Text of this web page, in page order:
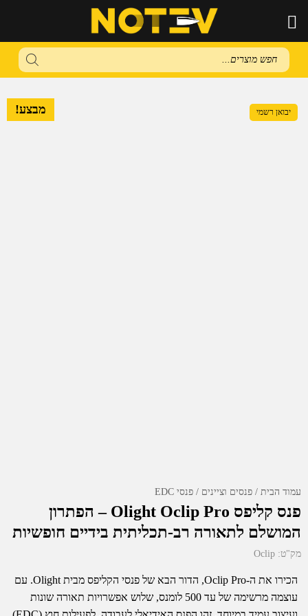
Products
search
עמוד הבית פנסים וציינים פנסי EDC
פנס קליפס Olight Oclip Pro – הפתרון
המושלם לתאורה רב-תכליתית בידיים חופשיות
מק"ט: Oclip
הכירו את ה-Oclip Pro, הדור הבא של פנסי הקליפס מבית Olight. עם
עוצמה מרשימה של עד 500 לומנס, שלוש אפשרויות תאורה שונות
מבצע! יבואן רשמי